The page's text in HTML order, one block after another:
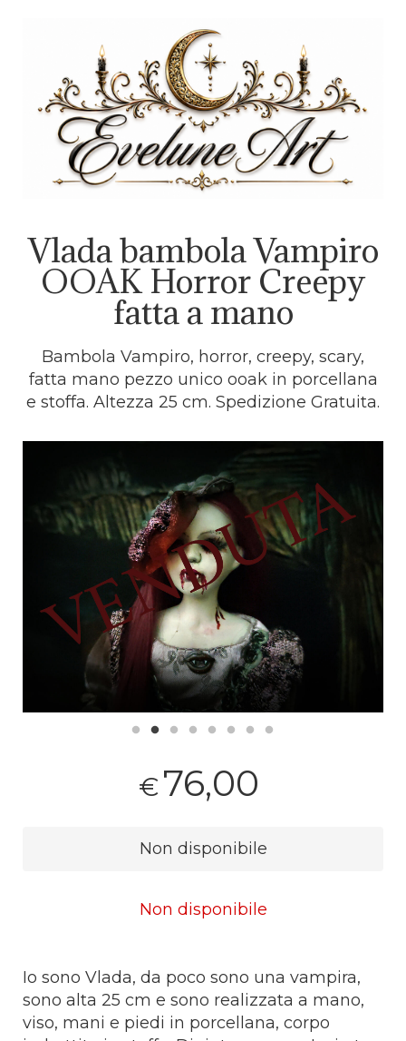
Vlada bambola Vampiro
OOAK Horror Creepy
fatta a mano
Bambola Vampiro, horror, creepy, scary,
fatta mano pezzo unico ooak in porcellana
e stoffa. Altezza 25 cm. Spedizione Gratuita.
€76,00
Non disponibile
Non disponibile
Io sono Vlada, da poco sono una vampira,
sono alta 25 cm e sono realizzata a mano,
viso, mani e piedi in porcellana, corpo